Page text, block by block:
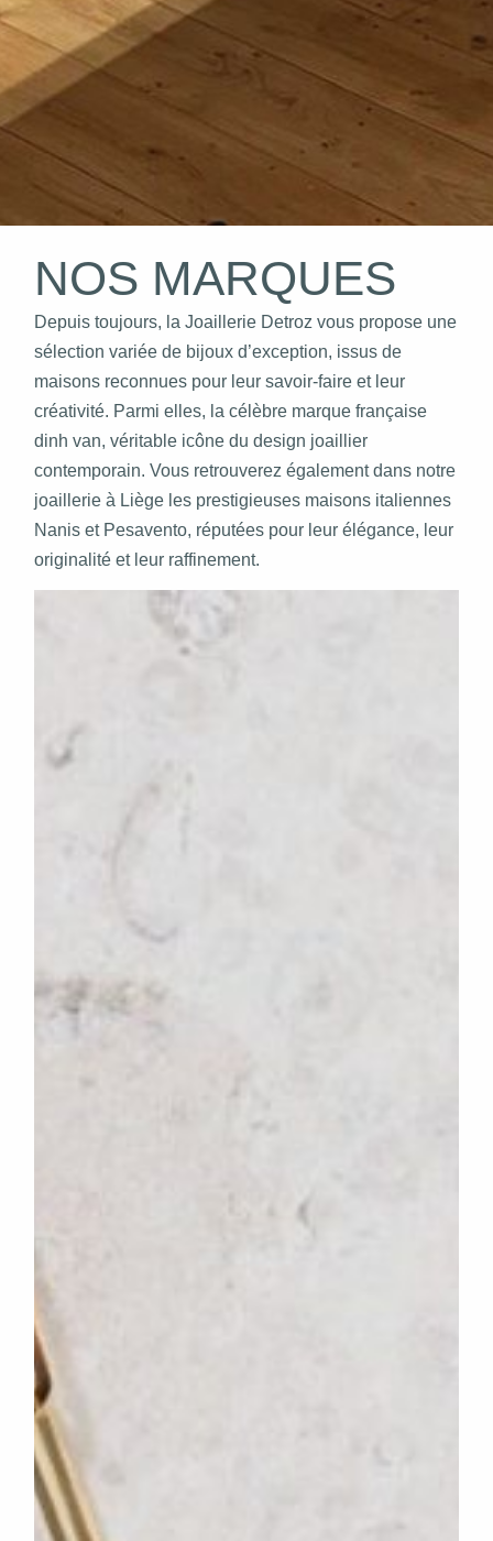
NOS MARQUES
Depuis toujours, la Joaillerie Detroz vous propose une
sélection variée de bijoux d’exception, issus de
maisons reconnues pour leur savoir-faire et leur
créativité. Parmi elles, la célèbre marque française
dinh van, véritable icône du design joaillier
contemporain. Vous retrouverez également dans notre
joaillerie à Liège les prestigieuses maisons italiennes
Nanis et Pesavento, réputées pour leur élégance, leur
originalité et leur raffinement.